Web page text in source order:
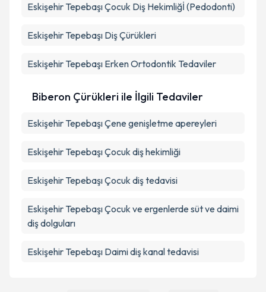
Eskişehir Tepebaşı Çocuk Diş Hekimliğİ (Pedodonti)
Eskişehir Tepebaşı Diş Çürükleri
Eskişehir Tepebaşı Erken Ortodontik Tedaviler
Biberon Çürükleri ile İlgili Tedaviler
Eskişehir Tepebaşı Çene genişletme apereyleri
Eskişehir Tepebaşı Çocuk diş hekimliği
Eskişehir Tepebaşı Çocuk diş tedavisi
Eskişehir Tepebaşı Çocuk ve ergenlerde süt ve daimi
diş dolguları
Eskişehir Tepebaşı Daimi diş kanal tedavisi